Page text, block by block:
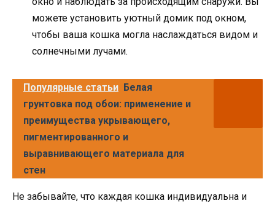
можете установить уютный домик под окном,
чтобы ваша кошка могла наслаждаться видом и
солнечными лучами.
Популярные статьи Белая
грунтовка под обои: применение и
преимущества укрывающего,
пигментированного и
выравнивающего материала для
стен
Не забывайте, что каждая кошка индивидуальна и